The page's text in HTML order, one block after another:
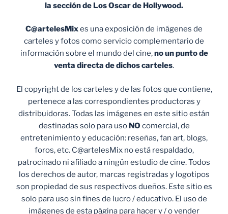
la sección de Los Oscar de Hollywood.
C@artelesMixes una exposición de imágenes de
carteles y fotos como servicio complementario de
información sobre el mundo del cine,no un punto de
venta directa de dichos carteles.
El copyright de los carteles y de las fotos que contiene,
pertenece a las correspondientes productoras y
distribuidoras. Todas las imágenes en este sitio están
destinadas solo para uso NO comercial, de
entretenimiento y educación: reseñas, fan art, blogs,
foros, etc. C@artelesMix no está respaldado,
patrocinado ni afiliado a ningún estudio de cine. Todos
los derechos de autor, marcas registradas y logotipos
son propiedad de sus respectivos dueños. Este sitio es
solo para uso sin fines de lucro / educativo. El uso de
imágenes de esta página para hacer y / o vender